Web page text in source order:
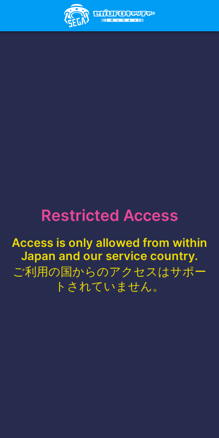
Restricted Access
Access is only allowed from within
Japan and our service country.
ご利用の国からのアクセスはサポー
トされていません。